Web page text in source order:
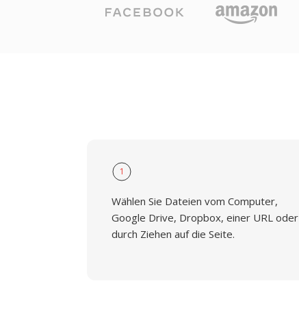
1
Wählen Sie Dateien vom Computer,
Google Drive, Dropbox, einer URL oder
durch Ziehen auf die Seite.